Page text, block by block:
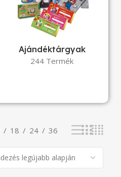
Ajándéktárgyak
244 Termék
18 24 36